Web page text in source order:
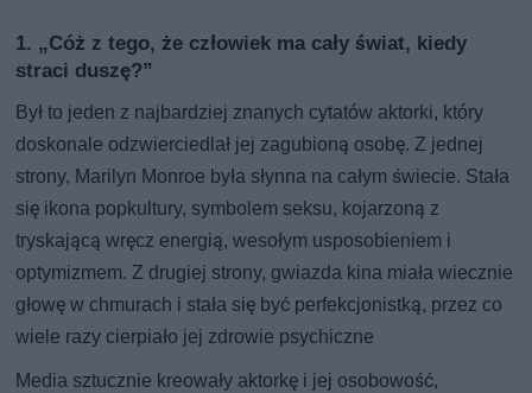
1. „Cóż z tego, że człowiek ma cały świat, kiedy
straci duszę?”
Był to jeden z najbardziej znanych cytatów aktorki, który
doskonale odzwierciedlał jej zagubioną osobę. Z jednej
strony, Marilyn Monroe była słynna na całym świecie. Stała
się ikona popkultury, symbolem seksu, kojarzoną z
tryskającą wręcz energią, wesołym usposobieniem i
optymizmem. Z drugiej strony, gwiazda kina miała wiecznie
głowę w chmurach i stała się być perfekcjonistką, przez co
wiele razy cierpiało jej zdrowie psychiczne
Media sztucznie kreowały aktorkę i jej osobowość,